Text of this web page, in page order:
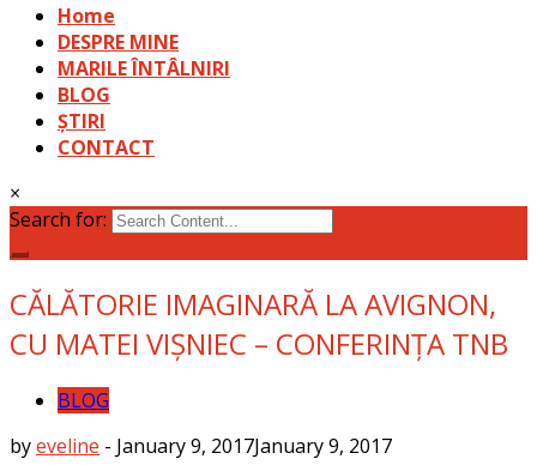
Home
DESPRE MINE
MARILE ÎNTÂLNIRI
BLOG
ȘTIRI
CONTACT
×
Search for:
CĂLĂTORIE IMAGINARĂ LA AVIGNON,
CU MATEI VIȘNIEC – CONFERINȚA TNB
BLOG
byeveline - January 9, 2017January 9, 2017